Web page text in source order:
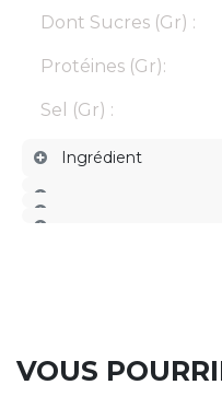
Dont Sucres (Gr) :
Protéines (Gr):
Sel (Gr) :
Ingrédient
VOUS